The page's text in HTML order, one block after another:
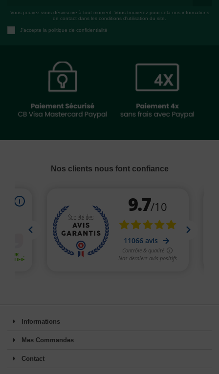
Vous pouvez vous désinscrire à tout moment. Vous trouverez pour cela nos informations
de contact dans les conditions d'utilisation du site.
J'accepte la politique de confidentialité
Nos clients nous font confiance
Informations
Mes Commandes
Contact